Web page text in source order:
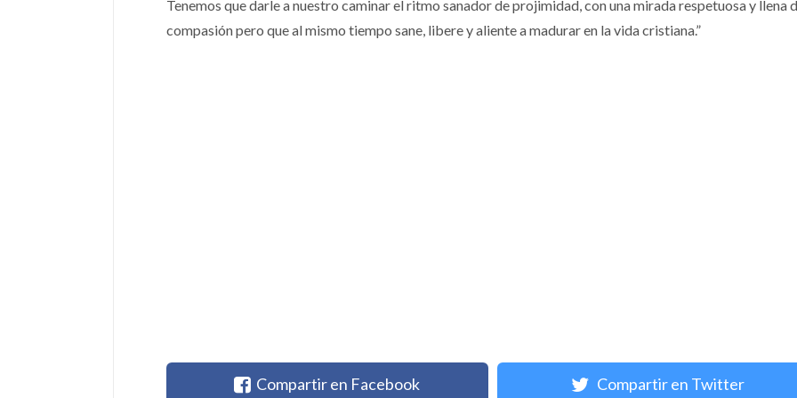
Tenemos que darle a nuestro caminar el ritmo sanador de projimidad, con una mirada respetuosa y llena
compasión pero que al mismo tiempo sane, libere y aliente a madurar en la vida cristiana.”
Compartir en Facebook Compartir en Twitter